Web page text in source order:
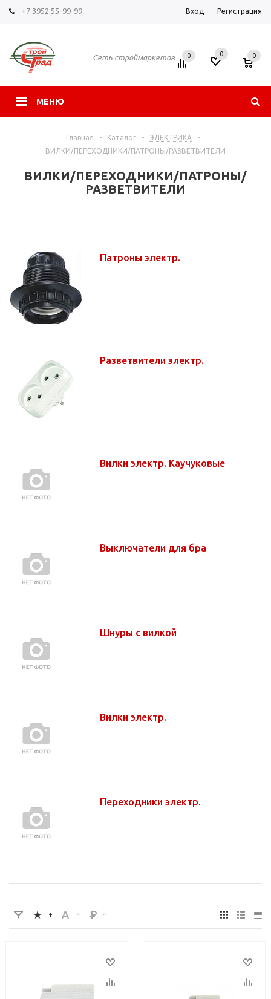
+7 3952 55-99-99 Вход Регистрация
Сеть строймаркетов
МЕНЮ
0 0 0
Главная - Каталог - ЭЛЕКТРИКА
-
ВИЛКИ/ПЕРЕХОДНИКИ/ПАТРОНЫ/РАЗВЕТВИТЕЛИ
ВИЛКИ/ПЕРЕХОДНИКИ/ПАТРОНЫ/
РАЗВЕТВИТЕЛИ
Патроны электр.
Разветвители электр.
Вилки электр. Каучуковые
Выключатели для бра
Шнуры с вилкой
Вилки электр.
Переходники электр.